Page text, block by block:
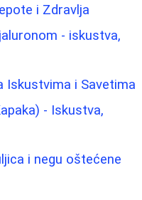
i Zdravlja
- iskustva,
Iskustvima i Savetima
- Iskustva,
i negu oštećene